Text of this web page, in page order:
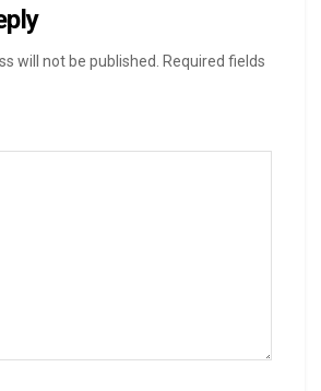
will not be published. Required fields